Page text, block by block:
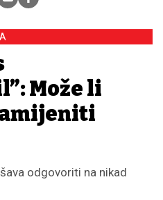
Može li
odgovoriti na nikad